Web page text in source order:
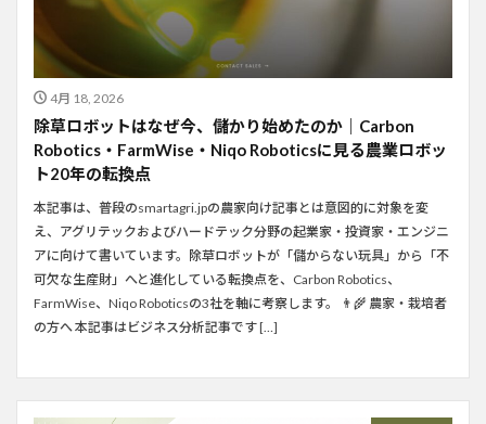
4月 18, 2026
除草ロボットはなぜ今、儲かり始めたのか｜Carbon
Robotics・FarmWise・Niqo Roboticsに見る農業ロボッ
ト20年の転換点
本記事は、普段のsmartagri.jpの農家向け記事とは意図的に対象を変
え、アグリテックおよびハードテック分野の起業家・投資家・エンジニ
アに向けて書いています。除草ロボットが「儲からない玩具」から「不
可欠な生産財」へと進化している転換点を、Carbon Robotics、
FarmWise、Niqo Roboticsの3社を軸に考察します。 👨‍🌾 農家・栽培者
の方へ 本記事はビジネス分析記事です […]